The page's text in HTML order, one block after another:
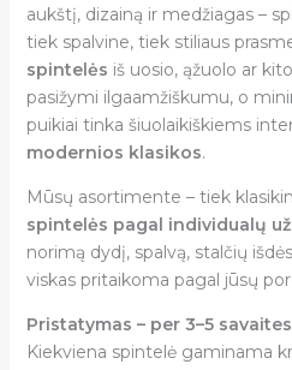
aukštį, dizainą ir medžiagas –
tiek spalvine, tiek stiliaus
spintelės iš uosio, ąžuolo ar
pasižymi ilgaamžiškumu, o
puikiai tinka šiuolaikiškiems
modernios klasikos.
Mūsų asortimente – tiek
spintelės pagal individualų
norimą dydį, spalvą, stalčių
viskas pritaikoma pagal jūsų
Pristatymas – per 3–5
Kiekviena spintelė gaminama